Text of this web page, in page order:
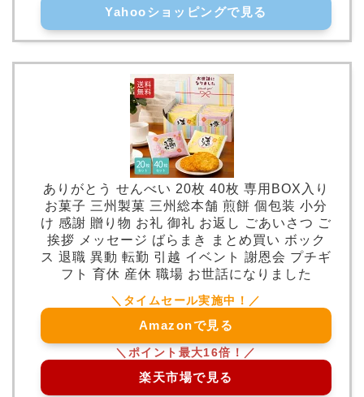
Yahooショッピングで見る
ありがとう せんべい 20枚 40枚 専用BOX入り
お菓子 三州製菓 三州総本舗 煎餅 個包装 小分
け 感謝 贈り物 お礼 御礼 お返し ごあいさつ ご
挨拶 メッセージ ばらまき まとめ買い ボック
ス 退職 異動 転勤 引越 イベント 謝恩会 プチギ
フト 育休 産休 職場 お世話になりました
Amazonで見る
楽天市場で見る